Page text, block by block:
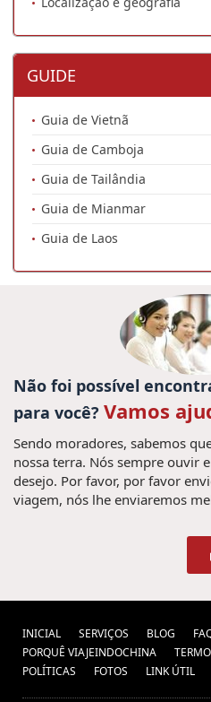
GUIDE
Guia de Vietnã
Guia de Camboja
Guia de Tailândia
Guia de Mianmar
Guia de Laos
Não foi possível
para você? Vamos
Sendo moradores, sabemos
nossa terra. Nós sempre ouvir
desejo. Por favor, por favor
viagem, nós lhe enviaremos
INICIAL SERVIÇOS BLOG
PORQUÊ VIAJEINDOCHINA
POLÍTICAS
FOTOS LINK ÚTIL